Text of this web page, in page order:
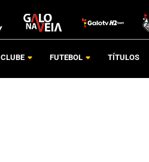
CLUBE FUTEBOL TÍTULOS